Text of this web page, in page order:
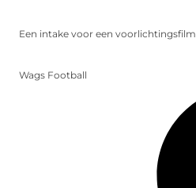
Een intake voor een voorlichtingsfilm
Wags Football